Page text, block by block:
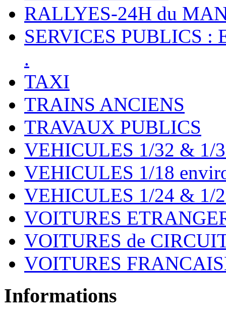
RALLYES-24H du
SERVICES PUBLICS :
.
TAXI
TRAINS ANCIENS
TRAVAUX PUBLICS
VEHICULES 1/32 & 1/
VEHICULES 1/18
VEHICULES 1/24 & 1/
VOITURES
VOITURES de
VOITURES
Informations